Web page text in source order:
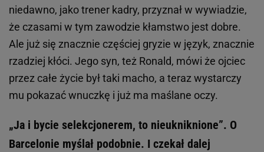
niedawno, jako trener kadry, przyznał w wywiadzie,
że czasami w tym zawodzie kłamstwo jest dobre.
Ale już się znacznie częściej gryzie w język, znacznie
rzadziej kłóci. Jego syn, też Ronald, mówi że ojciec
przez całe życie był taki macho, a teraz wystarczy
mu pokazać wnuczkę i już ma maślane oczy.
„Ja i bycie selekcjonerem, to nieukniknione”. O
Barcelonie myślał podobnie. I czekał dalej